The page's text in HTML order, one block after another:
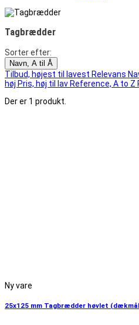
Tagbrædder
Sorter efter:
Navn, A til Å
Tilbud, højest til lavest Relevans
høj Pris, høj til lav Reference, A to Z
Der er 1 produkt.
Ny vare
25x125 mm Tagbrædder høvlet